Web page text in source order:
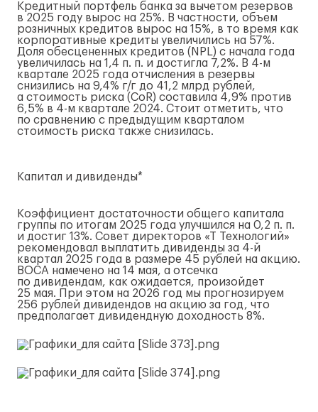
Кредитный портфель банка за вычетом резервов
в 2025 году вырос на 25%. В частности, объем
розничных кредитов вырос на 15%, в то время как
корпоративные кредиты увеличились на 57%.
Доля обесцененных кредитов (NPL) с начала года
увеличилась на 1,4 п. п. и достигла 7,2%. В 4-м
квартале 2025 года отчисления в резервы
снизились на 9,4% г/г до 41,2 млрд рублей,
а стоимость риска (CoR) составила 4,9% против
6,5% в 4-м квартале 2024. Стоит отметить, что
по сравнению с предыдущим кварталом
стоимость риска также снизилась.
Капитал и дивиденды*
Коэффициент достаточности общего капитала
группы по итогам 2025 года улучшился на 0,2 п. п.
и достиг 13%. Совет директоров «Т Технологий»
рекомендовал выплатить дивиденды за 4-й
квартал 2025 года в размере 45 рублей на акцию.
ВОСА намечено на 14 мая, а отсечка
по дивидендам, как ожидается, произойдет
25 мая. При этом на 2026 год мы прогнозируем
256 рублей дивидендов на акцию за год, что
предполагает дивидендную доходность 8%.